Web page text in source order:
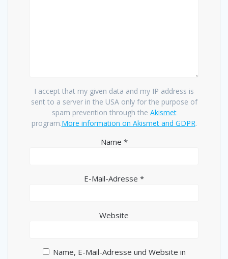
I accept that my given data and my IP address is
sent to a server in the USA only for the purpose of
spam prevention through the Akismet
program.More information on Akismet and GDPR.
Name *
E-Mail-Adresse *
Website
Name, E-Mail-Adresse und Website in